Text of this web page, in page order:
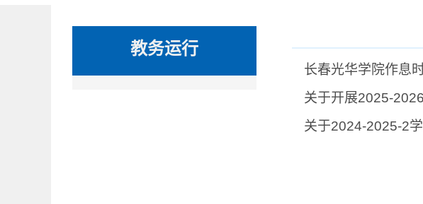
教务运行
长春光华学院作息
关于开展2025-
关于2024-2025-2